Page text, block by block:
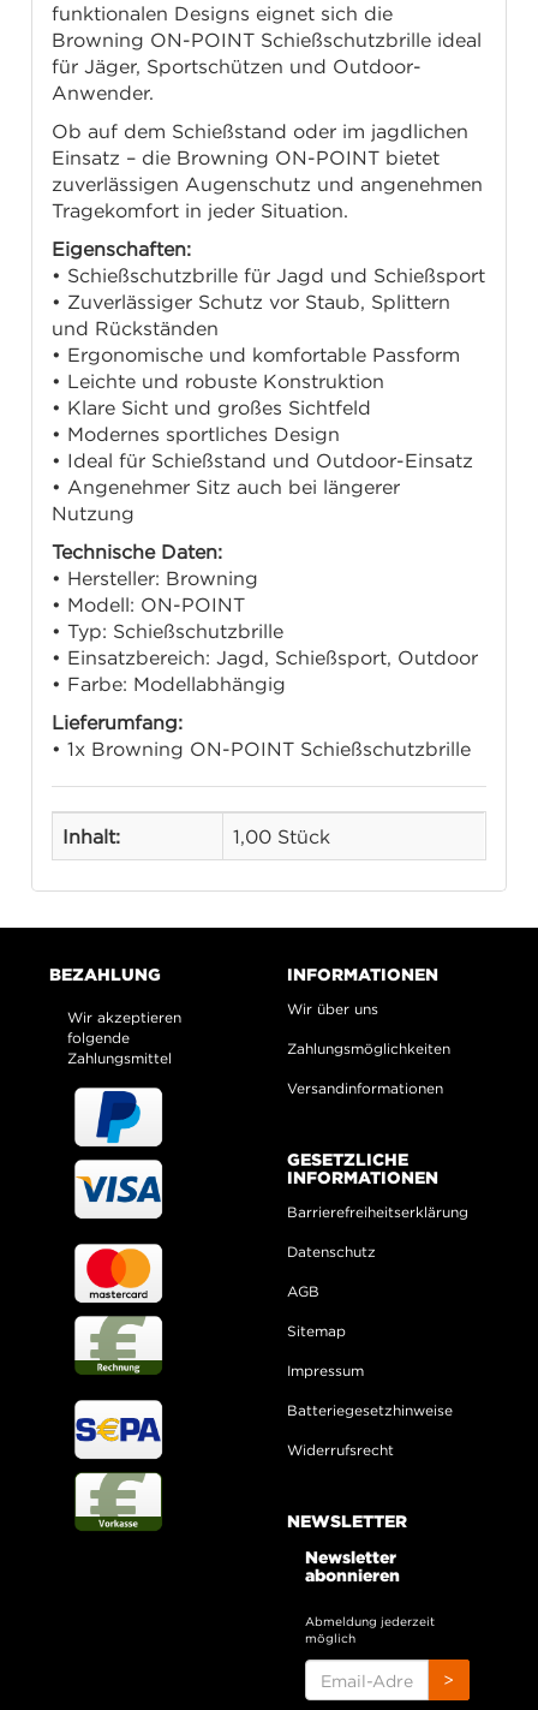
funktionalen Designs eignet sich die
Browning ON-POINT Schießschutzbrille ideal
für Jäger, Sportschützen und Outdoor-
Anwender.
Ob auf dem Schießstand oder im jagdlichen
Einsatz – die Browning ON-POINT bietet
zuverlässigen Augenschutz und angenehmen
Tragekomfort in jeder Situation.
Eigenschaften:
• Schießschutzbrille für Jagd und Schießsport
• Zuverlässiger Schutz vor Staub, Splittern
und Rückständen
• Ergonomische und komfortable Passform
• Leichte und robuste Konstruktion
• Klare Sicht und großes Sichtfeld
• Modernes sportliches Design
• Ideal für Schießstand und Outdoor-Einsatz
• Angenehmer Sitz auch bei längerer
Nutzung
Technische Daten:
• Hersteller: Browning
• Modell: ON-POINT
• Typ: Schießschutzbrille
• Einsatzbereich: Jagd, Schießsport, Outdoor
• Farbe: Modellabhängig
Lieferumfang:
• 1x Browning ON-POINT Schießschutzbrille
Inhalt: 1,00 Stück
BEZAHLUNG
Wir akzeptieren
folgende
Zahlungsmittel
INFORMATIONEN
Wir über uns
Zahlungsmöglichkeiten
Versandinformationen
GESETZLICHE
INFORMATIONEN
Barrierefreiheitserklärung
Datenschutz
AGB
Sitemap
Impressum
Batteriegesetzhinweise
Widerrufsrecht
NEWSLETTER
Newsletter
abonnieren
Abmeldung jederzeit
möglich
ADRESSE
>